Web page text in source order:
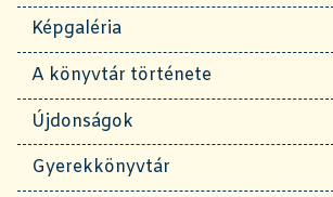
Képgaléria
A könyvtár története
Újdonságok
Gyerekkönyvtár